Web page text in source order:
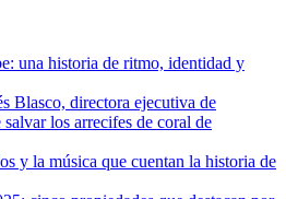
una historia de ritmo, identidad y
Blasco, directora ejecutiva de
los arrecifes de coral de
y la música que cuentan la historia de